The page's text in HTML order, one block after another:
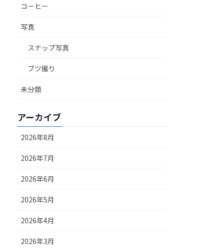
コーヒー
写真
スナップ写真
ブツ撮り
未分類
アーカイブ
2026年8月
2026年7月
2026年6月
2026年5月
2026年4月
2026年3月